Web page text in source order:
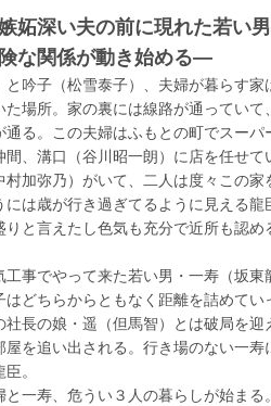
妬深い夫の前に現れた若い男
な関係が動き始める―
吟子（松雪泰子）、夫婦が暮らす家
た場所。家の裏には線路が通ってい
通る。この夫婦はふもとの町でスーパ
間、溝口（谷川昭一朗）に店を任せて
村加弥乃）がいて、二人は度々この家
には歳が行き過ぎてるように見える龍
りと言えたし色気も充分で近所も認め
工事でやって来た若い男・一寿（坂東
どちらからともなく距離を詰めてい
長の娘・遥（但馬智）とは破局を迎
屋を追い出される。行き場のない一寿
。
一寿、危うい３人の暮らしが始まる。